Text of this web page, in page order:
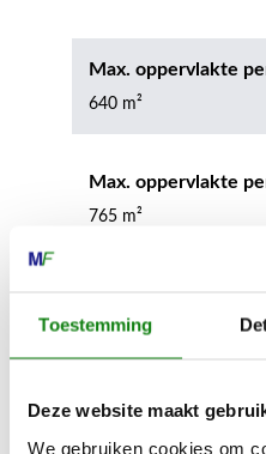
Toestemming
Deze website maakt
We gebruiken cookies om
Max. oppervlakte
640 m²
Max. oppervlakte
765 m²
80 l
Apparaatbreedte
61 cm